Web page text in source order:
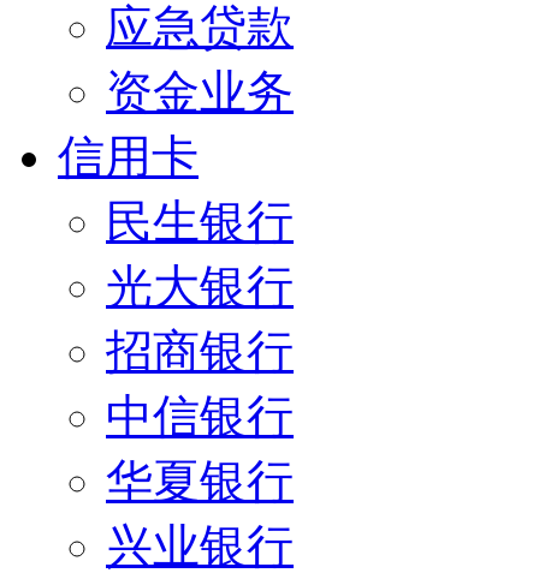
应急贷款
资金业务
信用卡
民生银行
光大银行
招商银行
中信银行
华夏银行
兴业银行